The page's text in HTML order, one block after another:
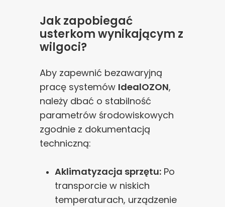
Jak zapobiegać
usterkom wynikającym z
wilgoci?
Aby zapewnić bezawaryjną
pracę systemów IdealOZON,
należy dbać o stabilność
parametrów środowiskowych
zgodnie z dokumentacją
techniczną:
Aklimatyzacja sprzętu: Po
transporcie w niskich
temperaturach, urządzenie